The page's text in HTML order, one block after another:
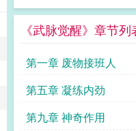
事
《武脉觉醒》章节列
第一章 废物接班人
第五章 凝练内劲
第九章 神奇作用